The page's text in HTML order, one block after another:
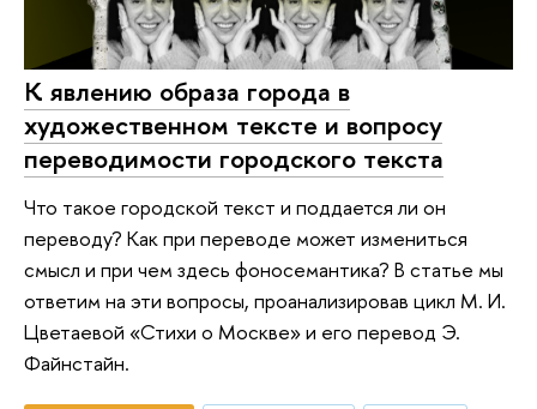
К явлению образа города в
художественном тексте и вопросу
переводимости городского текста
Что такое городской текст и поддается ли он
переводу? Как при переводе может измениться
смысл и при чем здесь фоносемантика? В статье мы
ответим на эти вопросы, проанализировав цикл М. И.
Цветаевой «Стихи о Москве» и его перевод Э.
Файнстайн.